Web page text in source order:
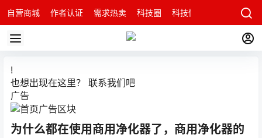
自营商城 作者认证 需求热卖 科技圈 科技快讯 智能科技问
!
也想出现在这里？ 联系我们吧
广告
为什么都在使用商用净化器了，商用净化器的